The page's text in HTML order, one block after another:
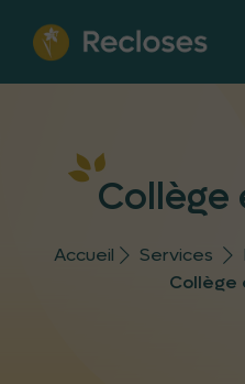
Collège
Accueil Services
Collège